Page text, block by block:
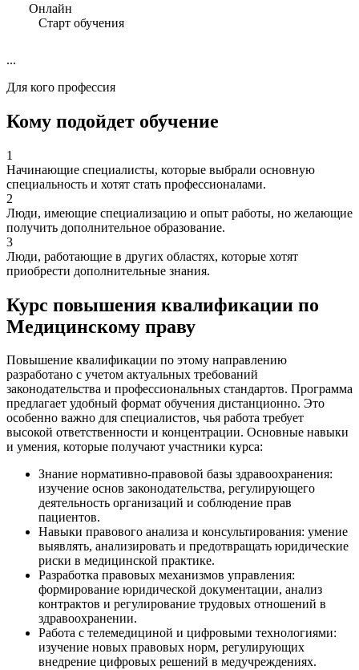
Онлайн
Старт обучения
...
Для кого профессия
Кому подойдет обучение
1
Начинающие специалисты, которые выбрали основную
специальность и хотят стать профессионалами.
2
Люди, имеющие специализацию и опыт работы, но желающие
получить дополнительное образование.
3
Люди, работающие в других областях, которые хотят
приобрести дополнительные знания.
Курс повышения квалификации по
Медицинскому праву
Повышение квалификации по этому направлению
разработано с учетом актуальных требований
законодательства и профессиональных стандартов. Программа
предлагает удобный формат обучения дистанционно. Это
особенно важно для специалистов, чья работа требует
высокой ответственности и концентрации. Основные навыки
и умения, которые получают участники курса:
Знание нормативно-правовой базы здравоохранения:
изучение основ законодательства, регулирующего
деятельность организаций и соблюдение прав
пациентов.
Навыки правового анализа и консультирования: умение
выявлять, анализировать и предотвращать юридические
риски в медицинской практике.
Разработка правовых механизмов управления:
формирование юридической документации, анализ
контрактов и регулирование трудовых отношений в
здравоохранении.
Работа с телемедициной и цифровыми технологиями:
изучение новых правовых норм, регулирующих
внедрение цифровых решений в медучреждениях.